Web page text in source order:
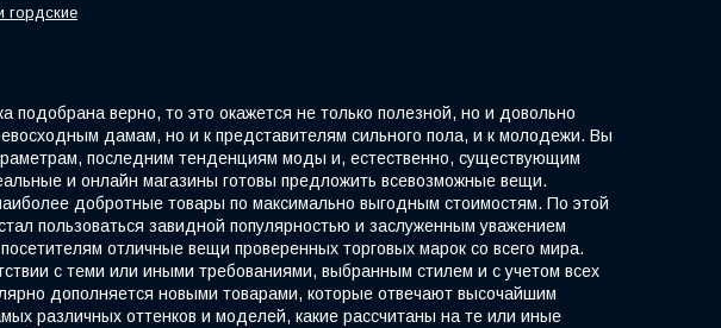
гордские
верно, то это окажется не только полезной, но и довольно
дамам, но и к представителям сильного пола, и к молодежи. Вы
последним тенденциям моды и, естественно, существующим
и онлайн магазины готовы предложить всевозможные вещи.
добротные товары по максимально выгодным стоимостям. По этой
пользоваться завидной популярностью и заслуженным уважением
отличные вещи проверенных торговых марок со всего мира.
с теми или иными требованиями, выбранным стилем и с учетом всех
дополняется новыми товарами, которые отвечают высочайшим
различных оттенков и моделей, какие рассчитаны на те или иные